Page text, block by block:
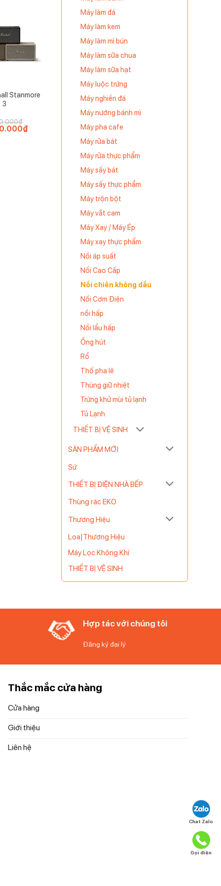
Máy làm đá
Máy làm kem
Máy làm mì bún
Máy làm sữa chua
Máy làm sữa hạt
Máy luộc trứng
Máy nghiền đá
Máy nướng bánh mì
Máy pha cafe
Máy rửa bát
Máy rửa thực phẩm
Máy sấy bát
Máy sấy thực phẩm
Máy trộn bột
Máy vắt cam
Máy Xay / Máy Ép
Máy xay thực phẩm
Nồi áp suất
Nồi Cao Cấp
Nồi chiên không dầu
Nồi Cơm Điện
nồi hấp
Nồi lẩu hấp
Ống hút
Rổ
Thố pha lê
Thùng giữ nhiệt
Trứng khử mùi tủ lạnh
Tủ Lạnh
THIẾT BỊ VỆ SINH
SẢN PHẨM MỚI
Sứ
THIẾT BỊ ĐIỆN NHÀ BẾP
Thùng rác EKO
Thương Hiệu
Loa|Thương Hiệu
Máy Lọc Không Khí
THIẾT BỊ VỆ SINH
còn có
và
được
chức
hoặc
đều
và
Stanmore
3
₫
₫Giá
Hợp tác với chúng tôi
Đăng ký đại lý
Thắc mắc cửa hàng
Cửa hàng
Giới thiệu
Liên hệ
Chat Zalo
Gọi điện